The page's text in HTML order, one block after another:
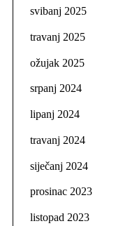
svibanj 2025
travanj 2025
ožujak 2025
srpanj 2024
lipanj 2024
travanj 2024
siječanj 2024
prosinac 2023
listopad 2023